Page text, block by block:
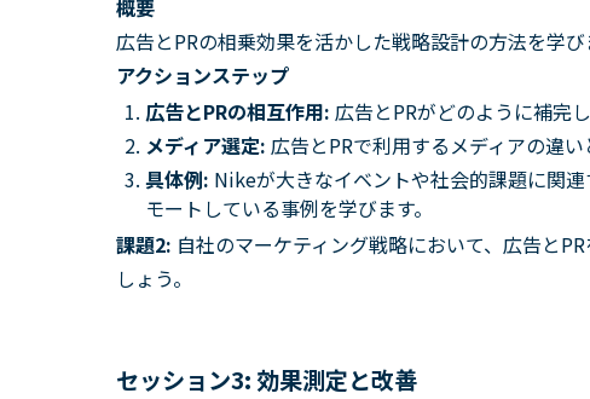
概要
広告とPRの相乗効果を活かした戦略設計の方法を学び
アクションステップ
広告とPRの相互作用: 広告とPRがどのように補完
メディア選定: 広告とPRで利用するメディアの違
具体例: Nikeが大きなイベントや社会的課題に関
モートしている事例を学びます。
課題2: 自社のマーケティング戦略において、広告と
しょう。
セッション3: 効果測定と改善